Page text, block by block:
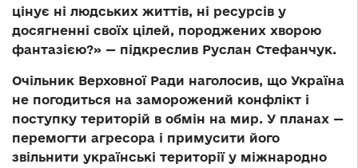
цінує ні людських життів, ні ресурсів у
досягненні своїх цілей, породжених хворою
фантазією?» — підкреслив Руслан Стефанчук.
Очільник Верховної Ради наголосив, що Україна
не погодиться на заморожений конфлікт і
поступку територій в обмін на мир. У планах —
перемогти агресора і примусити його
звільнити українські території у міжнародно